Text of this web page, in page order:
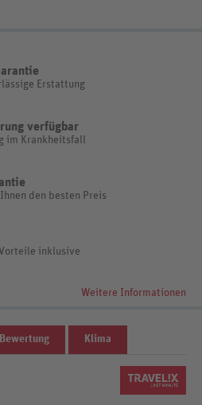
Erstattung
verfügbar
im Krankheitsfall
den besten Preis
inklusive
Weitere Informationen
Bewertung Klima